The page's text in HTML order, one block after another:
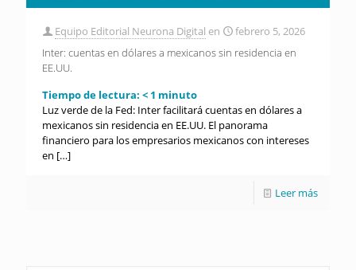
Equipo Editorial Neurona Digital en
febrero 5, 2026
Inter: cuentas en dólares a mexicanos sin residencia en
EE.UU.
Tiempo de lectura: < 1 minuto
Luz verde de la Fed: Inter facilitará cuentas en dólares a
mexicanos sin residencia en EE.UU. El panorama
financiero para los empresarios mexicanos con intereses
en […]
Leer más